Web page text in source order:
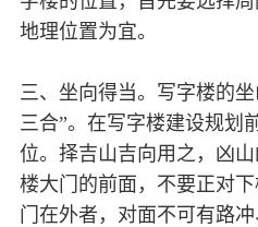
地理位置为宜。
三、坐向得当。写字楼的
三合”。在写字楼建设规划
位。择吉山吉向用之，凶
楼大门的前面，不要正对
门在外者，对面不可有路